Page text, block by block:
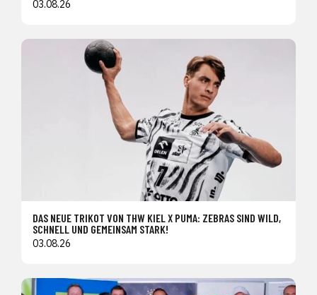
03.08.26
DAS NEUE TRIKOT VON THW KIEL X PUMA: ZEBRAS SIND WILD,
SCHNELL UND GEMEINSAM STARK!
03.08.26